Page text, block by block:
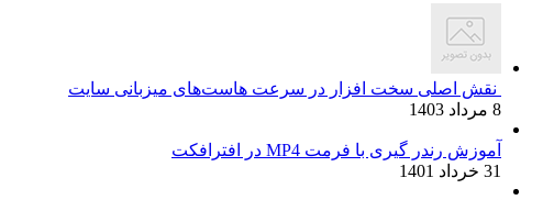
نقش اصلی سخت افزار در سرعت هاست‌های میزبانی سایت
8 مرداد 1403
آموزش رندر گیری با فرمت MP4 در افترافکت
31 خرداد 1401